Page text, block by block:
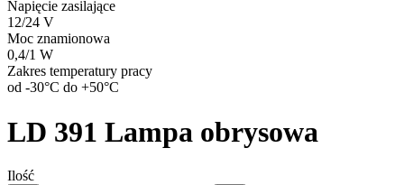
Napięcie zasilające
12/24 V
Moc znamionowa
0,4/1 W
Zakres temperatury pracy
od -30°C do +50°C
LD 391 Lampa obrysowa
Ilość